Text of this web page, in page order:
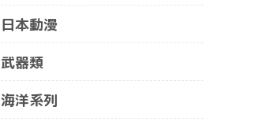
日本動漫
武器類
海洋系列